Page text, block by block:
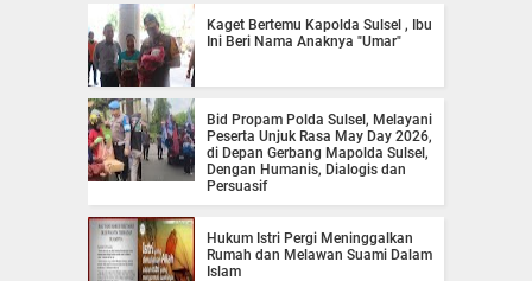
Kaget Bertemu Kapolda Sulsel , Ibu
Ini Beri Nama Anaknya "Umar"
Bid Propam Polda Sulsel, Melayani
Peserta Unjuk Rasa May Day 2026,
di Depan Gerbang Mapolda Sulsel,
Dengan Humanis, Dialogis dan
Persuasif
Hukum Istri Pergi Meninggalkan
Rumah dan Melawan Suami Dalam
Islam